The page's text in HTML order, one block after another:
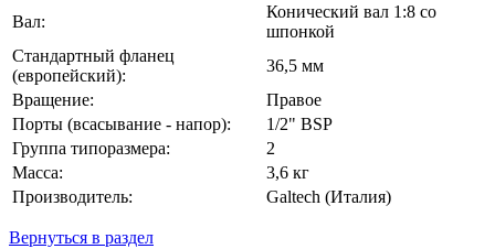
Вал:
Конический вал 1:8 со
шпонкой
Стандартный фланец
(европейский):
36,5 мм
Вращение:
Правое
Порты (всасывание - напор):
1/2" BSP
Группа типоразмера:
2
Масса:
3,6 кг
Производитель:
Galtech (Италия)
Вернуться в раздел